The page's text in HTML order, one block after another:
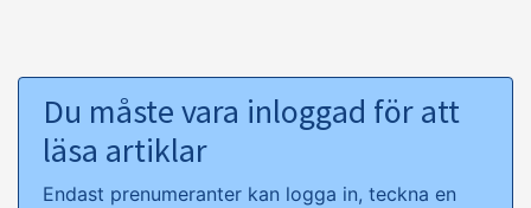
Du måste vara inloggad för att
läsa artiklar
Endast prenumeranter kan logga in, teckna en